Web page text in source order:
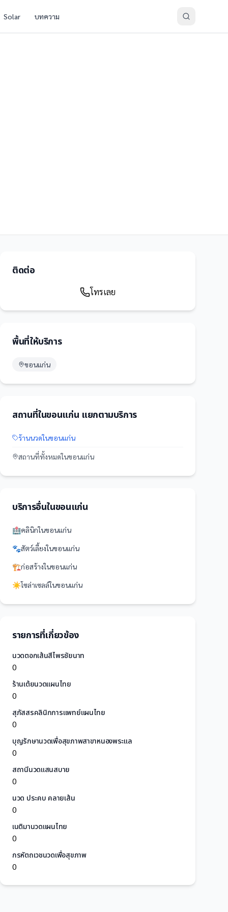
Solar บทความ
ติดต่อ
โทรเลย
พื้นที่ให้บริการ
ขอนแก่น
สถานที่ในขอนแก่น แยกตามบริการ
ร้านนวดในขอนแก่น
สถานที่ทั้งหมดในขอนแก่น
บริการอื่นในขอนแก่น
🏥คลินิกในขอนแก่น
🐾สัตว์เลี้ยงในขอนแก่น
🏗️ก่อสร้างในขอนแก่น
☀️โซล่าเซลล์ในขอนแก่น
รายการที่เกี่ยวข้อง
นวดตอกเส้นสีไพรชัยนาท
0
ร้านเต้ยนวดแผนไทย
0
สุภัสสรคลินิกการแพทย์แผนไทย
0
บุญรักษานวดเพื่อสุขภาพสาขาหนองพระแล
0
สถานีนวดแสนสบาย
0
นวด ประคบ คลายเส้น
0
เนติมานวดแผนไทย
0
กรหัตถเวชนวดเพื่อสุขภาพ
0